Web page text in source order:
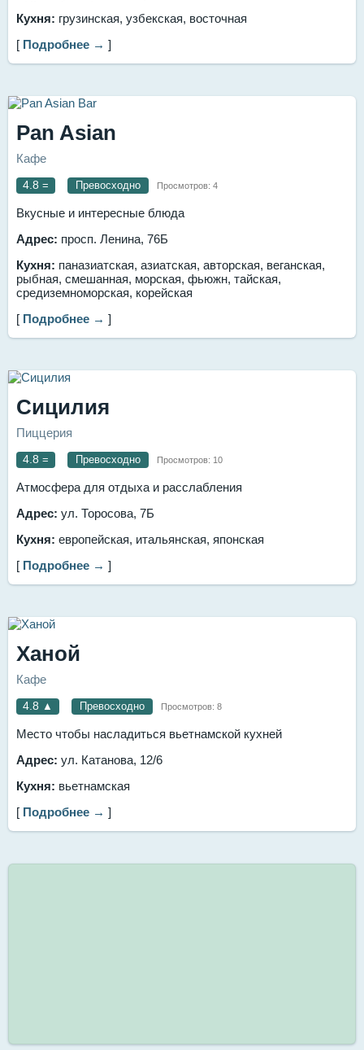
Кухня: грузинская, узбекская, восточная
[ Подробнее → ]
Pan Asian
Кафе
4.8 = Превосходно Просмотров: 4
Вкусные и интересные блюда
Адрес: просп. Ленина, 76Б
Кухня: паназиатская, азиатская, авторская, веганская,
рыбная, смешанная, морская, фьюжн, тайская,
средиземноморская, корейская
[ Подробнее → ]
Сицилия
Пиццерия
4.8 = Превосходно Просмотров: 10
Атмосфера для отдыха и расслабления
Адрес: ул. Торосова, 7Б
Кухня: европейская, итальянская, японская
[ Подробнее → ]
Ханой
Кафе
4.8 ▲ Превосходно Просмотров: 8
Место чтобы насладиться вьетнамской кухней
Адрес: ул. Катанова, 12/6
Кухня: вьетнамская
[ Подробнее → ]